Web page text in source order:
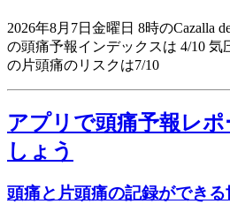
2026年8月7日金曜日 8時のCazalla
の頭痛予報インデックスは 4/10 気
の片頭痛のリスクは7/10
アプリで頭痛予報レ
しょう
頭痛と片頭痛の記録ができ